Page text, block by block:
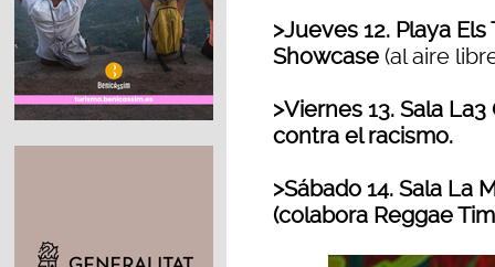
>Jueves 12. Playa
Showcase (al aire
>Viernes 13. Sala
contra el racismo.
>Sábado 14. Sala La
(colabora Reggae